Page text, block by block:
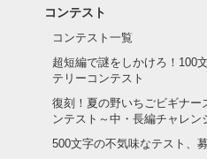
コンテスト
コンテスト一覧
超短編で謎をしかけろ！100
テリーコンテスト
復刻！夏の野いちごビギナー
ンテスト～中・長編チャレン
500文字の不気味なテスト、募